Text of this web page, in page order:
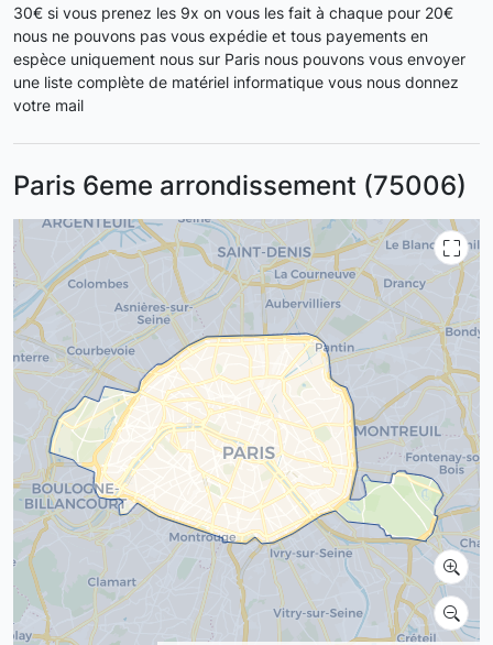
30€ si vous prenez les 9x on vous les fait à chaque pour 20€
nous ne pouvons pas vous expédie et tous payements en
espèce uniquement nous sur Paris nous pouvons vous envoyer
une liste complète de matériel informatique vous nous donnez
votre mail
Paris 6eme arrondissement (75006)